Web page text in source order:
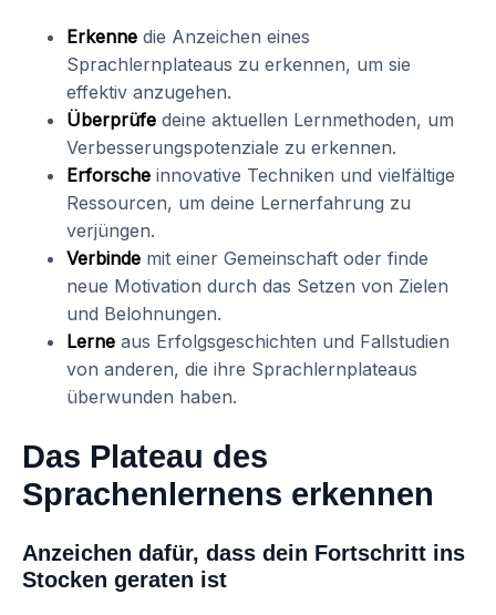
Erkenne die Anzeichen eines
Sprachlernplateaus zu erkennen, um sie
effektiv anzugehen.
Überprüfe deine aktuellen Lernmethoden, um
Verbesserungspotenziale zu erkennen.
Erforsche innovative Techniken und vielfältige
Ressourcen, um deine Lernerfahrung zu
verjüngen.
Verbinde mit einer Gemeinschaft oder finde
neue Motivation durch das Setzen von Zielen
und Belohnungen.
Lerne aus Erfolgsgeschichten und Fallstudien
von anderen, die ihre Sprachlernplateaus
überwunden haben.
Das Plateau des
Sprachenlernens erkennen
Anzeichen dafür, dass dein Fortschritt ins
Stocken geraten ist